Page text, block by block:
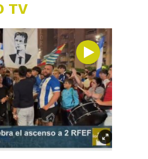
TV